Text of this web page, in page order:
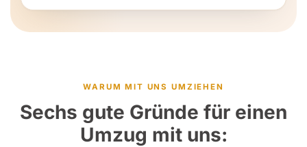
WARUM MIT UNS UMZIEHEN
Sechs gute Gründe für einen
Umzug mit uns: